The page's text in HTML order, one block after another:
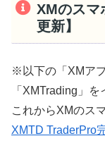
XMのスマ
更新】
※以下の「XMア
「XMTrading」
これからXMのス
XMTD TraderPro